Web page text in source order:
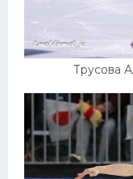
Трусова